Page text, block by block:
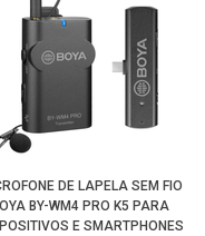
DE LAPELA SEM FIO
BY-WM4 PRO K5 PARA
E SMARTPHONES